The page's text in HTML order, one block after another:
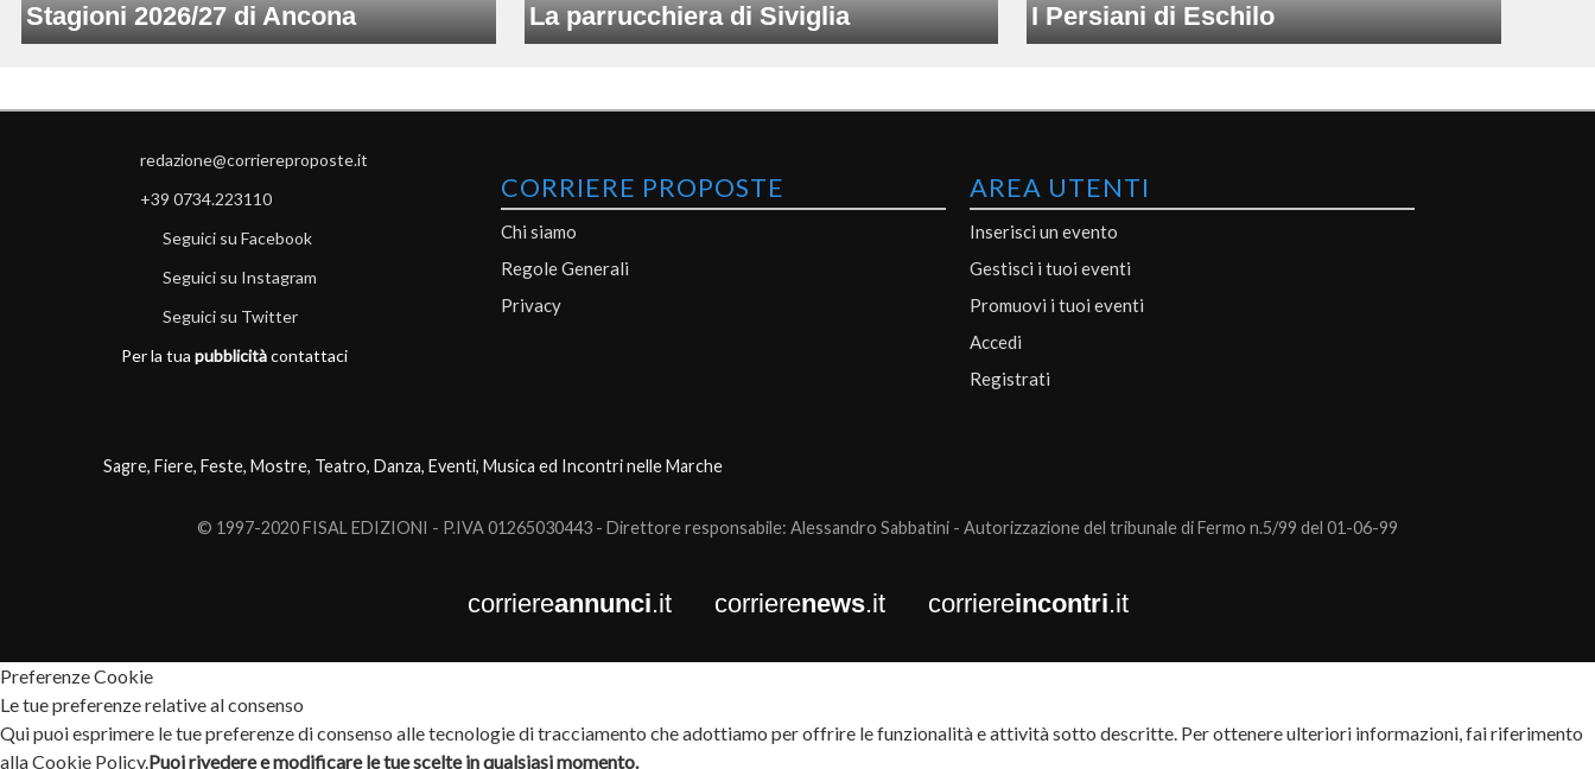
Stagioni 2026/27 di Ancona La parrucchiera di Siviglia I Persiani di Eschilo
redazione@corriereproposte.it
+39 0734.223110
Seguici su Facebook
Seguici su Instagram
Seguici su Twitter
Per la tua pubblicitàcontattaci
CORRIERE PROPOSTE
Chi siamo
Regole Generali
Privacy
AREA UTENTI
Inserisci un evento
Gestisci i tuoi eventi
Promuovi i tuoi eventi
Accedi
Registrati
Sagre, Fiere, Feste, Mostre, Teatro, Danza, Eventi, Musica ed Incontri nelle Marche
© 1997-2020 FISAL EDIZIONI - P.IVA 01265030443 - Direttore responsabile: Alessandro Sabbatini - Autorizzazione del tribunale di Fermo n.5/99 del 01-06-99
corriereannunci.it corrierenews.it corriereincontri.it
Preferenze Cookie
Le tue preferenze relative al consenso
Qui puoi esprimere le tue preferenze di consenso alle tecnologie di tracciamento che adottiamo per offrire le funzionalità e attività sotto descritte. Per ottenere ulteriori informazioni, fai riferimento
alla Cookie Policy.Puoi rivedere e modificare le tue scelte in qualsiasi momento.